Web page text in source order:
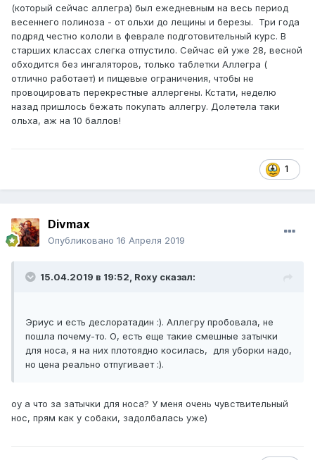
(который сейчас аллегра) был ежедневным на весь период
весеннего полиноза - от ольхи до лещины и березы. Три года
подряд честно кололи в феврале подготовительный курс. В
старших классах слегка отпустило. Сейчас ей уже 28, весной
обходится без ингаляторов, только таблетки Аллегра (
отлично работает) и пищевые ограничения, чтобы не
провоцировать перекрестные аллергены. Кстати, неделю
назад пришлось бежать покупать аллегру. Долетела таки
ольха, аж на 10 баллов!
1
Divmax
Опубликовано 16 Апреля 2019
15.04.2019 в 19:52, Roxy сказал:
Эриус и есть деслоратадин :). Аллегру пробовала, не
пошла почему-то. О, есть еще такие смешные затычки
для носа, я на них плотоядно косилась, для уборки надо,
но цена реально отпугивает :).
оу а что за затычки для носа? У меня очень чувствительный
нос, прям как у собаки, задолбалась уже)